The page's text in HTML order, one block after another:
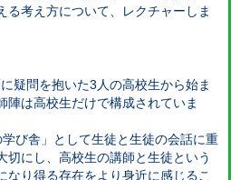
る考え方について、レクチャーしま
疑問を抱いた3人の高校生から始ま
陣は高校生だけで構成されていま
学び舎」として生徒と生徒の会話に重
切にし、高校生の講師と生徒という
なり得る存在をより身近に感じるこ